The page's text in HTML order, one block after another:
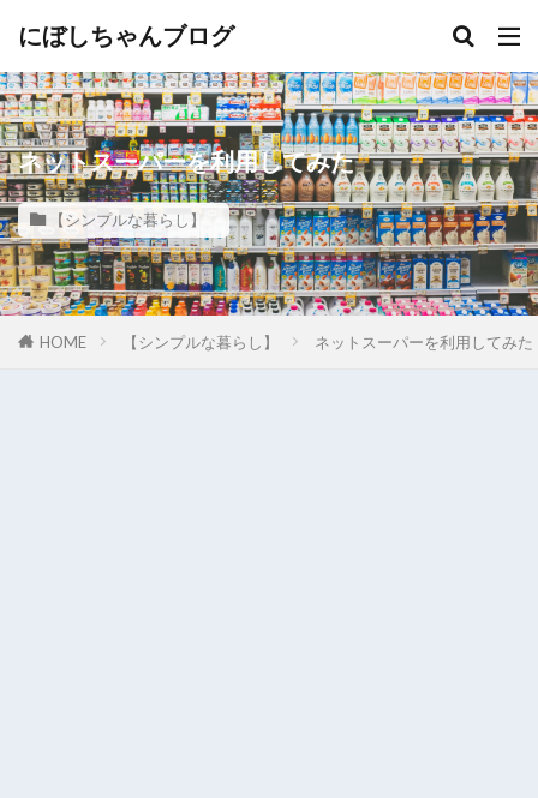
にぼしちゃんブログ
ネットスーパーを利用してみた
【シンプルな暮らし】
HOME 【シンプルな暮らし】 ネットスーパーを利用してみた